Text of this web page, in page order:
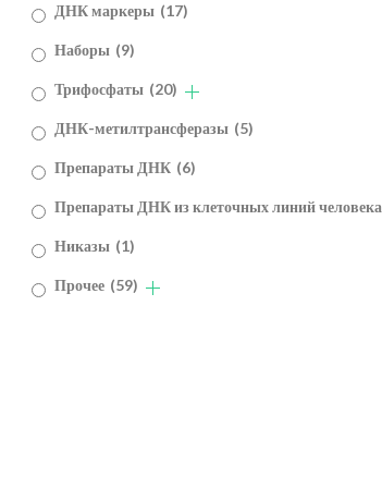
ДНК маркеры (17)
Наборы (9)
Трифосфаты (20)
ДНК-метилтрансферазы (5)
Препараты ДНК (6)
Препараты ДНК из клеточных линий человека
Никазы (1)
Прочее (59)